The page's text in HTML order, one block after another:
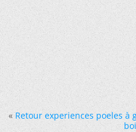
« Retour experiences poeles à